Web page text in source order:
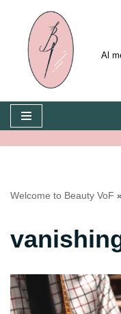
Skip
content
Al
Welcome to Beauty VoF